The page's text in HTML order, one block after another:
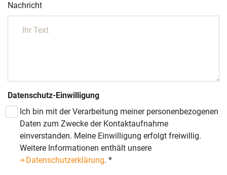
Nachricht
Datenschutz-Einwilligung
Ich bin mit der Verarbeitung meiner personenbezogenen
Daten zum Zwecke der Kontaktaufnahme
einverstanden. Meine Einwilligung erfolgt freiwillig.
Weitere Informationen enthält unsere
Datenschutzerklärung. *